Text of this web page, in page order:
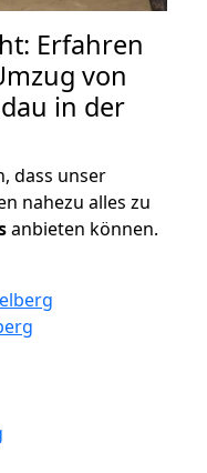
Erfahren
von
in der
dass unser
nahezu alles zu
anbieten können.